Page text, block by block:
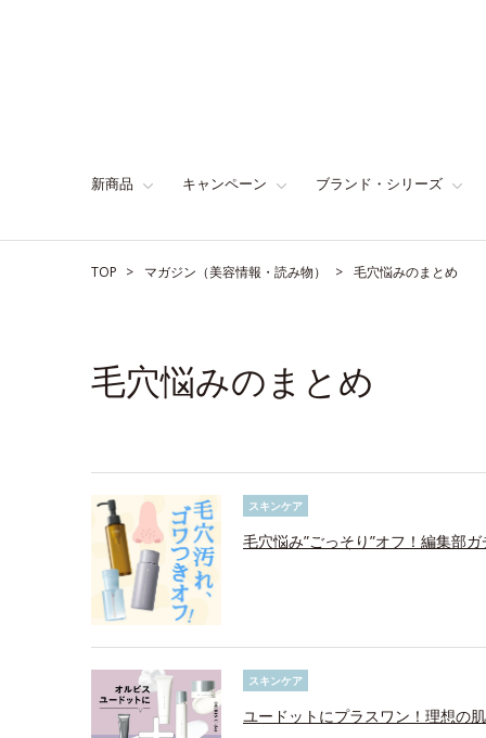
新商品 キャンペーン ブランド・シリーズ
TOP マガジン（美容情報・読み物） 毛穴悩みのまとめ
毛穴悩みのまとめ
スキンケア
毛穴悩み”ごっそり”オフ！編集部
スキンケア
ユードットにプラスワン！理想の